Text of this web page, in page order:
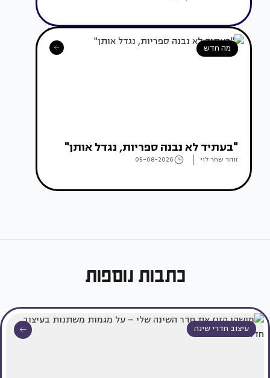
מה חדש
"בעתיד לא נבנה ספריות, נגדל אותן"
זוהר שחר לוי 05-08-2026
כתבות נוספות
עיצוב חדרי שינה